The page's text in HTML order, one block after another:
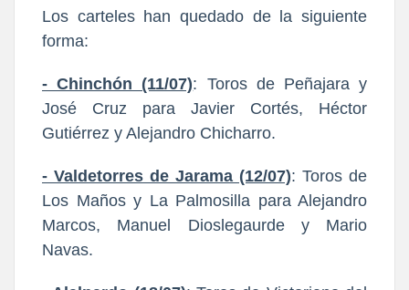
Los carteles han quedado de la siguiente
forma:
- Chinchón (11/07): Toros de Peñajara y
José Cruz para Javier Cortés, Héctor
Gutiérrez y Alejandro Chicharro.
- Valdetorres de Jarama (12/07): Toros de
Los Maños y La Palmosilla para Alejandro
Marcos, Manuel Dioslegaurde y Mario
Navas.